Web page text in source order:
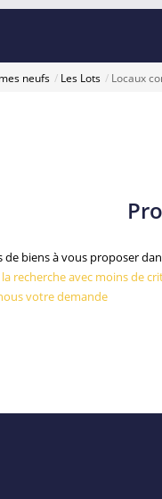
neufs Les Lots Locaux
de biens à vous proposer
recherche avec moins de
votre demande